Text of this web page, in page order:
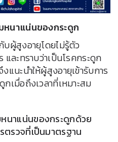
หนาแน่นของกระดูก
ผู้สูงอายุโดยไม่รู้ตัว
ละทราบว่าเป็นโรคกระดูก
นะนำให้ผู้สูงอายุเข้ารับการ
เมื่อถึงเวลาที่เหมาะสม
นาแน่นของกระดูกด้วย
ตรวจที่เป็นมาตรฐาน